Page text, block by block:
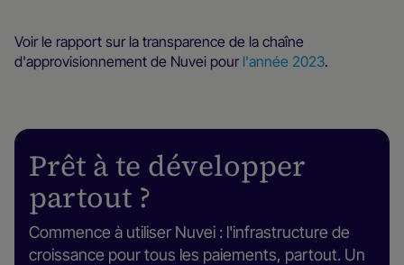
Voir le rapport sur la transparence de la chaîne
d'approvisionnement de Nuvei pour l'année 2023.
Prêt à te développer
partout ?
Commence à utiliser Nuvei : l'infrastructure de
croissance pour tous les paiements, partout. Un